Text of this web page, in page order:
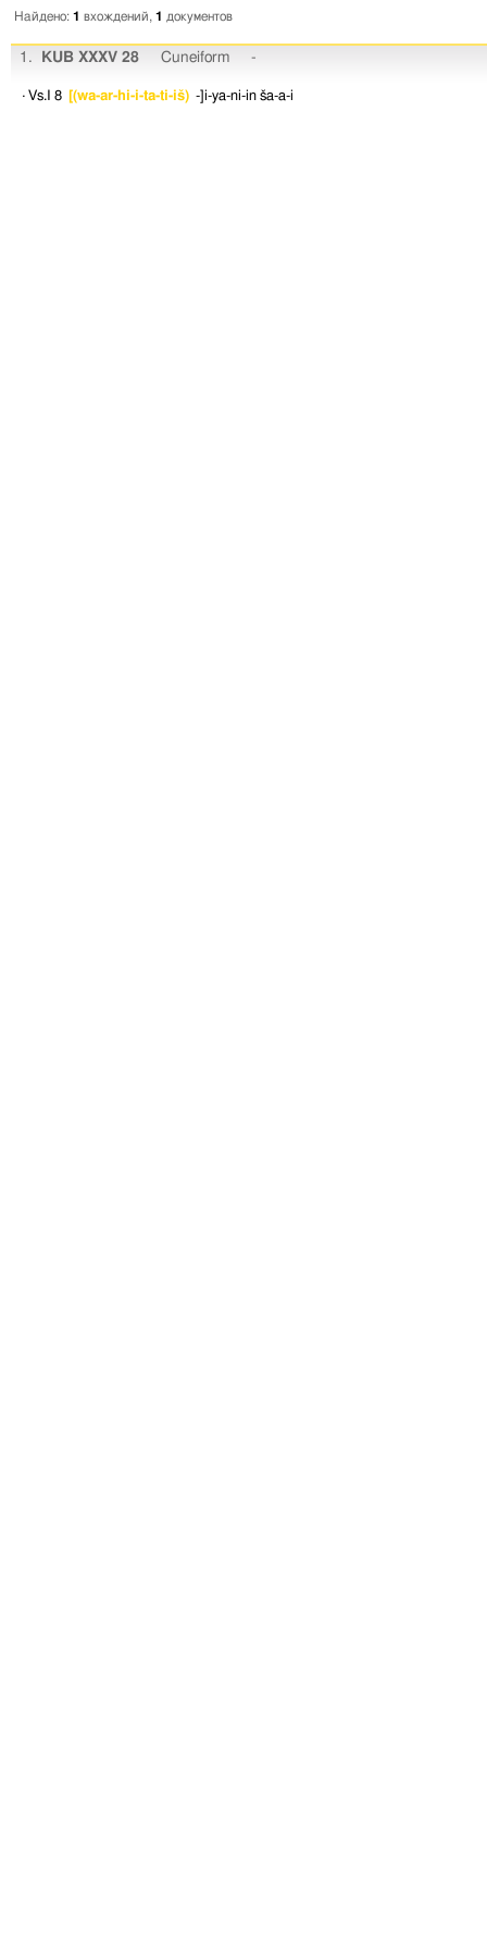
Найдено: 1 вхождений, 1 документов
1. KUB XXXV 28 Cuneiform -
· Vs.I 8 [(wa-ar-hi-i-ta-ti-iš) -]i-ya-ni-in ša-a-i